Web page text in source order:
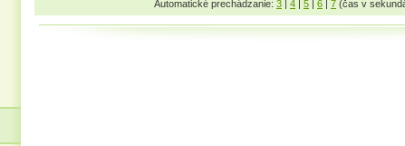
Automatické prechádzanie: 3 4 5 6 7 (čas v